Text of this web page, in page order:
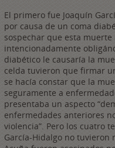
El primero fue Joaquín
por causa de un coma
sospechar que esta
intencionadamente
diabético le causaría la
celda tuvieron que firmar
se hacía constar que la
seguramente a
presentaba un aspecto
enfermedades anteriores
violencia”. Pero los cuatro
García-Hidalgo no tuvieron